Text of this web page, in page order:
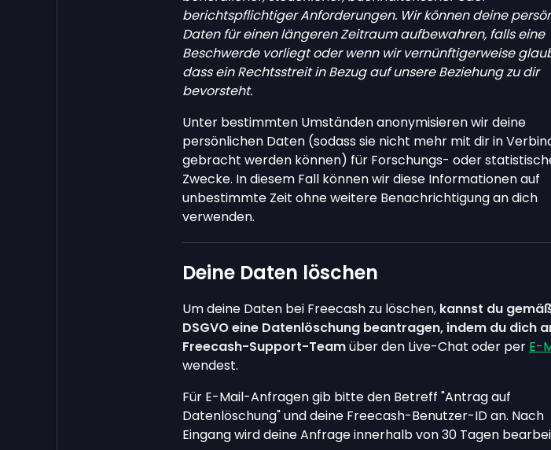
berichtspflichtiger Anforderungen. Wir können deine
Daten für einen längeren Zeitraum aufbewahren, falls eine
Beschwerde vorliegt oder wenn wir vernünftigerweise
dass ein Rechtsstreit in Bezug auf unsere Beziehung zu dir
bevorsteht.
Unter bestimmten Umständen anonymisieren wir deine
persönlichen Daten (sodass sie nicht mehr mit dir in
gebracht werden können) für Forschungs- oder
Zwecke. In diesem Fall können wir diese Informationen auf
unbestimmte Zeit ohne weitere Benachrichtigung an dich
verwenden.
Deine Daten löschen
Um deine Daten bei Freecash zu löschen, kannst du
DSGVO eine Datenlöschung beantragen, indem du dich
Freecash-Support-Teamüber den Live-Chat oder per E-
wendest.
Für E-Mail-Anfragen gib bitte den Betreff "Antrag auf
Datenlöschung" und deine Freecash-Benutzer-ID an. Nach
Eingang wird deine Anfrage innerhalb von 30 Tagen